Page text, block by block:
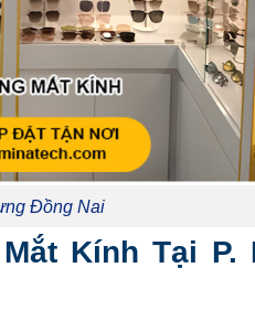
Đồng Nai
Kính Tại P.